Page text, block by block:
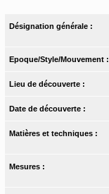
Désignation générale :
Epoque/Style/Mouvement :
Lieu de découverte :
Date de découverte :
Matières et techniques :
Mesures :